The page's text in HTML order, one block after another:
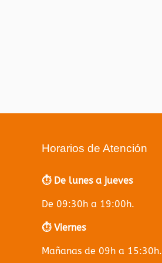
Horarios de Atención
⏱️ De lunes a jueves
De 09:30h a 19:00h.
⏱️ Viernes
Mañanas de 09h a 15:30h.